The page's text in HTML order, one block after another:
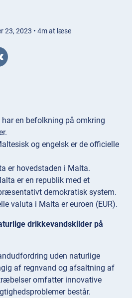
23, 2023 • 4m at læse
en befolkning på omkring
og engelsk er de officielle
er hovedstaden i Malta.
er en republik med et
demokratisk system.
valuta i Malta er euroen (EUR).
drikkevandskilder på
uden naturlige
af regnvand og afsaltning af
omfatter innovative
består.